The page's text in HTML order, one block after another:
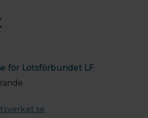
för Lotsförbundet LF